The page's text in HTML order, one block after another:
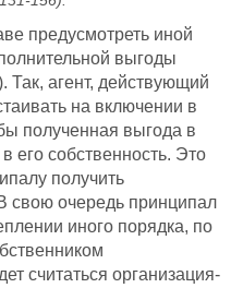
предусмотреть иной
выгоды
Так, агент, действующий
на включении в
полученная выгода в
его собственность. Это
получить
свою очередь принципал
иного порядка, по
считаться организация-